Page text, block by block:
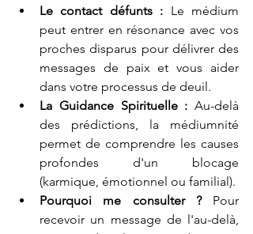
Le contact défunts : Le médium
peut entrer en résonance avec vos
proches disparus pour délivrer des
messages de paix et vous aider
dans votre processus de deuil.
La Guidance Spirituelle : Au-delà
des prédictions, la médiumnité
permet de comprendre les causes
profondes d'un blocage
(karmique, émotionnel ou familial).
Pourquoi me consulter ? Pour
recevoir un message de l'au-delà,